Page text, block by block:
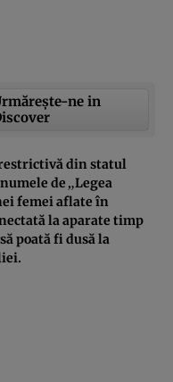
ne in
din statul
de „Legea
femei aflate în
la aparate timp
poată fi dusă la